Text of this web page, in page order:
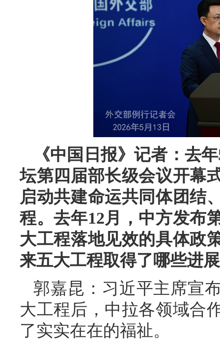
《中国日报》记者：去
坛第四届部长级会议开幕
启动共建命运共同体团结
程。去年12月，中方发布
大工程落地见效的具体政
来五大工程取得了哪些进
郭嘉昆：习近平主席宣
大工程后，中拉各领域合
了实实在在的福祉。